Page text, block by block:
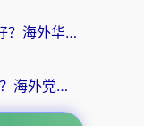
Malus好用吗？和sixfast哪个好？海外华人亲测3款热门回国加速器，附排名指南
ChickCN和爱加速VPN哪个好？海外党亲测3款回国加速器，这一款才是无缝访问国内资源的最优解